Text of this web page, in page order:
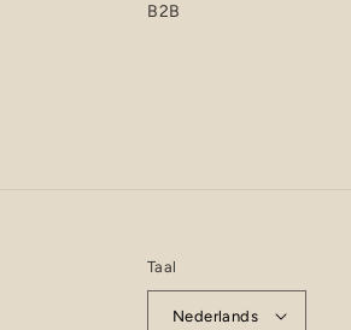
B2B
Taal
Nederlands